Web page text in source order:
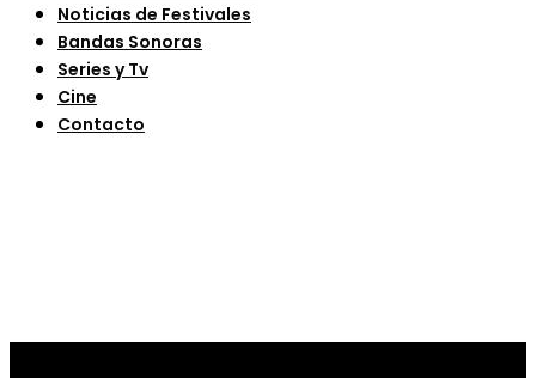
Noticias de Festivales
Bandas Sonoras
Series y Tv
Cine
Contacto